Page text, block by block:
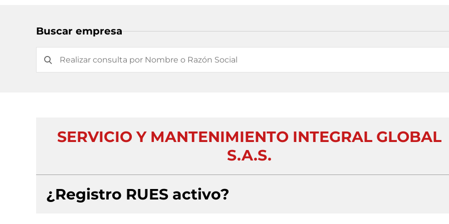
Buscar empresa
SERVICIO Y MANTENIMIENTO INTEGRAL GLOBAL
S.A.S.
¿Registro RUES activo?